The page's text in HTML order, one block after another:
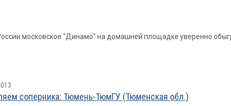
московское "Динамо" на домашней площадке уверенно
соперника: Тюмень-ТюмГУ (Тюменcкая обл.)